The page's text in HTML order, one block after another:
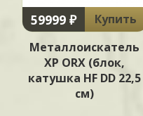
59999 ₽
Купить
Металлоискатель
XP ORX (блок,
катушка HF DD 22,5
см)